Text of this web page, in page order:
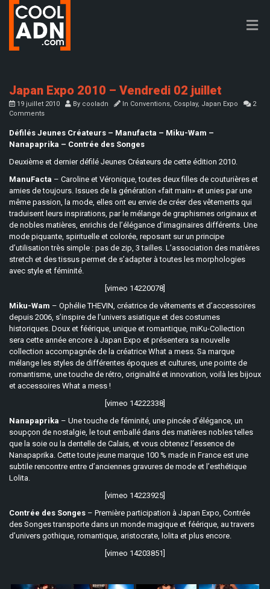
Japan Expo 2010 – Vendredi 02 juillet
19 juillet 2010 By cooladn In Conventions, Cosplay, Japan Expo
2
Comments
Défilés Jeunes Créateurs – Manufacta – Miku-Wam –
Nanapaprika – Contrée des Songes
Deuxième et dernier défilé Jeunes Créateurs de cette édition 2010.
ManuFacta – Caroline et Véronique, toutes deux filles de couturières et
amies de toujours. Issues de la génération «fait main» et unies par une
même passion, la mode, elles ont eu envie de créer des vêtements qui
traduisent leurs inspirations, par le mélange de graphismes originaux et
de nobles matières, enrichis de l’élégance d’imaginaires différents. Une
mode piquante, spirituelle et colorée, reposant sur un principe
d’utilisation très simple : pas de zip, 3 tailles. L’association des matières
stretch et des tissus permet de s’adapter à toutes les morphologies
avec style et féminité.
[vimeo 14220078]
Miku-Wam – Ophélie THEVIN, créatrice de vêtements et d’accessoires
depuis 2006, s’inspire de l’univers asiatique et des costumes
historiques. Doux et féérique, unique et romantique, miKu-Collection
sera cette année encore à Japan Expo et présentera sa nouvelle
collection accompagnée de la créatrice What a mess. Sa marque
mélange les styles de différentes époques et cultures, une pointe de
romantisme, une touche de rétro, originalité et innovation, voilà les bijoux
et accessoires What a mess !
[vimeo 14222338]
Nanapaprika – Une touche de féminité, une pincée d’élégance, un
soupçon de nostalgie, le tout emballé dans des matières nobles telles
que la soie ou la dentelle de Calais, et vous obtenez l’essence de
Nanapaprika. Cette toute jeune marque 100 % made in France est une
subtile rencontre entre d’anciennes gravures de mode et l’esthétique
Lolita.
[vimeo 14223925]
Contrée des Songes – Première participation à Japan Expo, Contrée
des Songes transporte dans un monde magique et féérique, au travers
d’univers gothique, romantique, aristocrate, lolita et plus encore.
[vimeo 14203851]